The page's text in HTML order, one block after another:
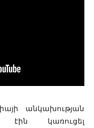
անկախության
էին կառուցել